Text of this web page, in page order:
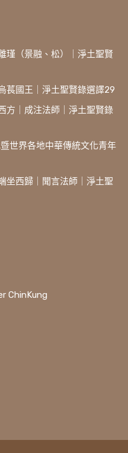
瑾（景融、松）｜淨土聖賢
萇國王｜淨土聖賢錄選譯29
方｜成注法師｜淨土聖賢錄
世界各地中華傳統文化青年
坐西歸｜聞言法師｜淨土聖
ChinKung